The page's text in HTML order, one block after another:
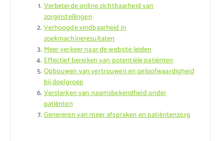
Verbeterde online zichtbaarheid van
zorginstellingen
Verhoogde vindbaarheid in
zoekmachineresultaten
Meer verkeer naar de website leiden
Effectief bereiken van potentiële patiënten
Opbouwen van vertrouwen en geloofwaardigheid
bij doelgroep
Versterken van naamsbekendheid onder
patiënten
Genereren van meer afspraken en patiëntenzorg